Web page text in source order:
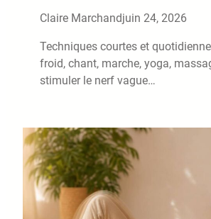
Claire Marchandjuin 24, 2026
Techniques courtes et
froid, chant, marche, yoga,
stimuler le nerf vague…